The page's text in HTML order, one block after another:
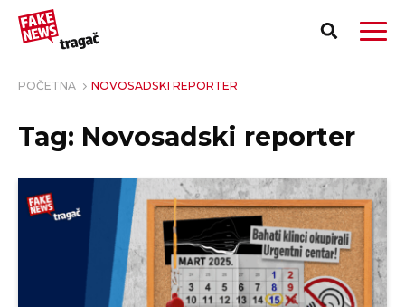
POČETNA NOVOSADSKI REPORTER
Tag: Novosadski reporter